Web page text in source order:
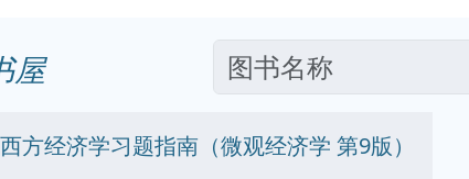
屋
方经济学习题指南（微观经济学 第9版）